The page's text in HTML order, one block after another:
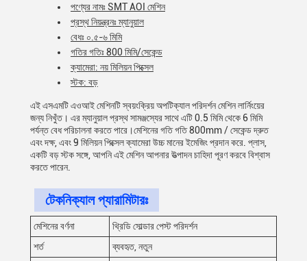
পণ্যের নামঃ SMT AOI মেশিন
প্রস্থ নিয়ন্ত্রনঃ ম্যানুয়াল
বেধঃ ০.৫-৬ মিমি
গতির গতিঃ 800 মিমি/সেকেন্ড
ক্যামেরা: নয় মিলিয়ন পিক্সেল
স্টক: বড়
এই এসএমটি এওআই মেশিনটি স্বয়ংক্রিয় অপটিক্যাল পরিদর্শন মেশিন লার্নিংয়ের
জন্য নিখুঁত। এর ম্যানুয়াল প্রস্থ সামঞ্জস্যের সাথে এটি 0.5 মিমি থেকে 6 মিমি
পর্যন্ত বেধ পরিচালনা করতে পারে।মেশিনের গতি গতি 800mm / সেকেন্ড দ্রুত
এবং দক্ষ, এবং 9 মিলিয়ন পিক্সেল ক্যামেরা উচ্চ মানের ইমেজিং প্রদান করে. প্লাস,
একটি বড় স্টক সঙ্গে, আপনি এই মেশিন আপনার উত্পাদন চাহিদা পূরণ করবে বিশ্বাস
করতে পারেন.
টেকনিক্যাল প্যারামিটারঃ
মেশিনের বর্ণনা
থ্রিডি সোল্ডার পেস্ট পরিদর্শন
শর্ত
ব্যবহৃত, নতুন